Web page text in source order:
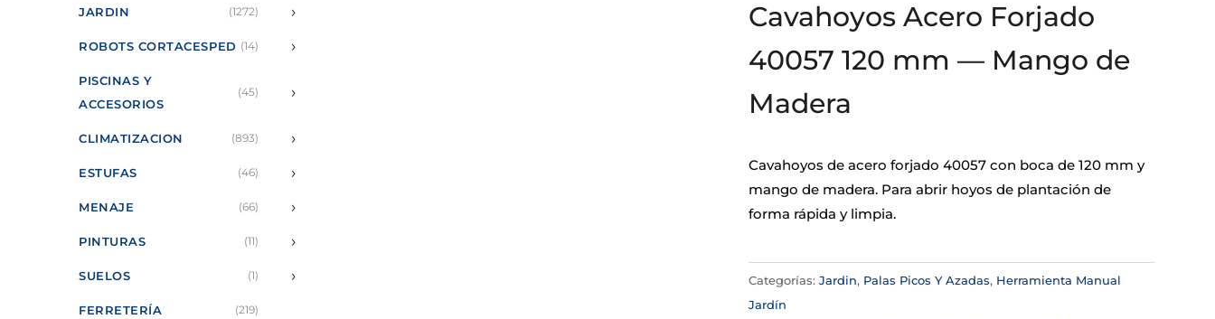
JARDIN (1272) ›
ROBOTS CORTACESPED (14) ›
PISCINAS Y
ACCESORIOS
(45) ›
CLIMATIZACION (893) ›
ESTUFAS (46) ›
MENAJE (66) ›
PINTURAS (11) ›
SUELOS (1) ›
FERRETERÍA (219)
Cavahoyos Acero Forjado
40057 120 mm — Mango de
Madera
Cavahoyos de acero forjado 40057 con boca de 120 mm y
mango de madera. Para abrir hoyos de plantación de
forma rápida y limpia.
Categorías: Jardin, Palas Picos Y Azadas, Herramienta Manual
Jardín